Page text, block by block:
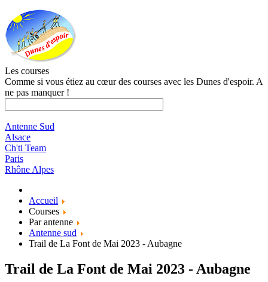
Les courses
Comme si vous étiez au cœur des courses avec les Dunes d'espoir. A
ne pas manquer !
Antenne Sud
Alsace
Ch'ti Team
Paris
Rhône Alpes
Accueil
Courses
Par antenne
Antenne sud
Trail de La Font de Mai 2023 - Aubagne
Trail de La Font de Mai 2023 - Aubagne